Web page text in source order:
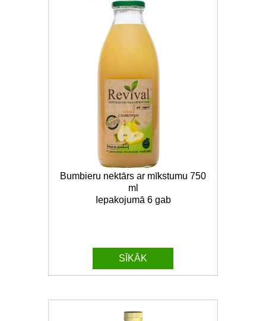
Bumbieru nektārs ar mīkstumu 750
ml
Iepakojumā 6 gab
SĪKĀK